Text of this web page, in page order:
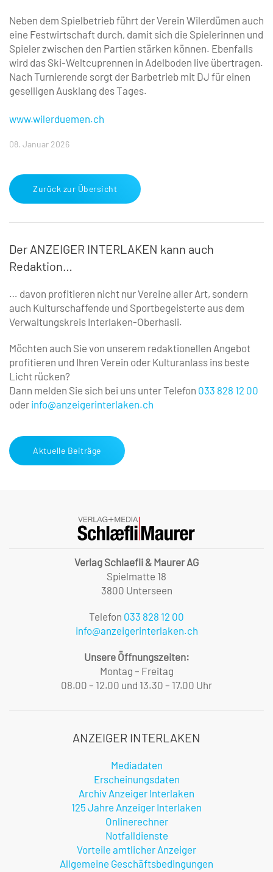
Neben dem Spielbetrieb führt der Verein Wilerdümen auch
eine Festwirtschaft durch, damit sich die Spielerinnen und
Spieler zwischen den Partien stärken können. Ebenfalls
wird das Ski-Weltcuprennen in Adelboden live übertragen.
Nach Turnier­ende sorgt der Barbetrieb mit DJ für einen
geselligen Ausklang des Tages.
www.wilerduemen.ch
08. Januar 2026
Zurück zur Übersicht
Der ANZEIGER INTERLAKEN kann auch
Redaktion…
… davon profitieren nicht nur Vereine aller Art, ­sondern
auch Kulturschaffende und Sportbegeisterte aus dem
Verwaltungskreis Interlaken-Oberhasli.
Möchten auch Sie von unserem redaktionellen Angebot
profitieren und Ihren Verein oder Kulturanlass ins beste
Licht rücken?
Dann melden Sie sich bei uns unter Telefon 033 828 12 00
oder info@anzeigerinterlaken.ch
Aktuelle Beiträge
Verlag Schlaefli & Maurer AG
Spielmatte 18
3800 Unterseen
Telefon 033 828 12 00
info@anzeigerinterlaken.ch
Unsere Öffnungszeiten:
Montag – Freitag
08.00 – 12.00 und 13.30 – 17.00 Uhr
ANZEIGER INTERLAKEN
Mediadaten
Erscheinungsdaten
Archiv Anzeiger Interlaken
125 Jahre Anzeiger Interlaken
Onlinerechner
Notfalldienste
Vorteile amtlicher Anzeiger
Allgemeine Geschäftsbedingungen